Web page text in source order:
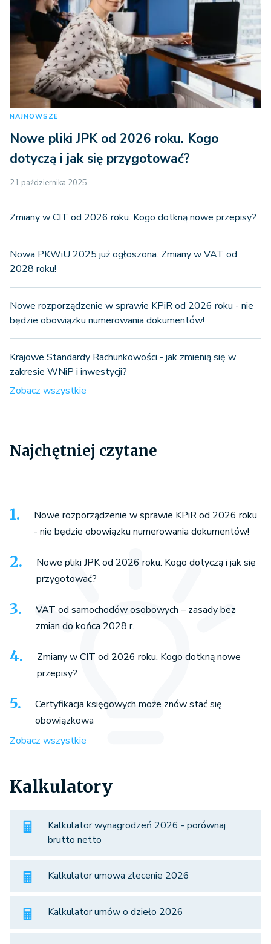
NAJNOWSZE
Nowe pliki JPK od 2026 roku. Kogo
dotyczą i jak się przygotować?
21 października 2025
Zmiany w CIT od 2026 roku. Kogo dotkną nowe przepisy?
Nowa PKWiU 2025 już ogłoszona. Zmiany w VAT od
2028 roku!
Nowe rozporządzenie w sprawie KPiR od 2026 roku - nie
będzie obowiązku numerowania dokumentów!
Krajowe Standardy Rachunkowości - jak zmienią się w
zakresie WNiP i inwestycji?
Zobacz wszystkie
Najchętniej czytane
Nowe rozporządzenie w sprawie KPiR od 2026 roku
- nie będzie obowiązku numerowania dokumentów!
Nowe pliki JPK od 2026 roku. Kogo dotyczą i jak się
przygotować?
VAT od samochodów osobowych – zasady bez
zmian do końca 2028 r.
Zmiany w CIT od 2026 roku. Kogo dotkną nowe
przepisy?
Certyfikacja księgowych może znów stać się
obowiązkowa
Zobacz wszystkie
Kalkulatory
Kalkulator wynagrodzeń 2026 - porównaj
brutto netto
Kalkulator umowa zlecenie 2026
Kalkulator umów o dzieło 2026